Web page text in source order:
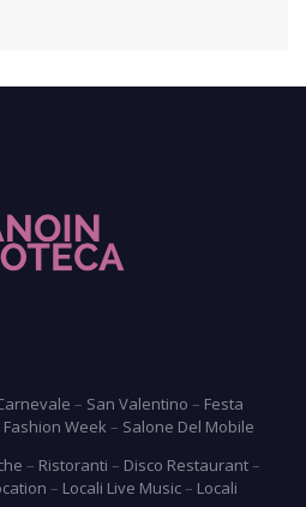
– San Valentino – Festa
Fashion Week – Salone Del Mobile
– Ristoranti – Disco Restaurant–
– Locali Live Music– Locali